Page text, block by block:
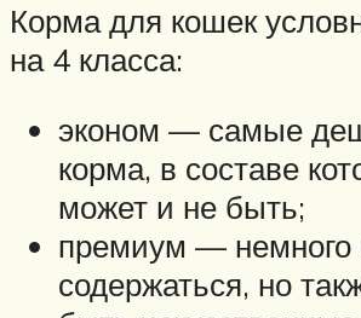
Корма для кошек
на 4 класса:
эконом — самые
корма, в составе
может и не быть;
премиум — немного
содержаться, но